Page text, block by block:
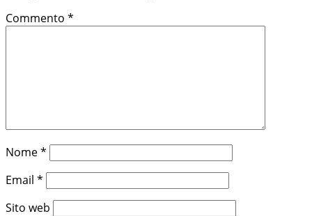
Commento *
Nome*
Email *
Sito web